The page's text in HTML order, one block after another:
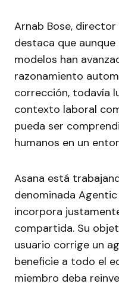
Arnab Bose,
destaca que
modelos han
razonamiento
corrección, todavía
contexto laboral
pueda ser
humanos en un
Asana está
denominada
incorpora
compartida. Su
usuario corrige un
beneficie a todo el
miembro deba